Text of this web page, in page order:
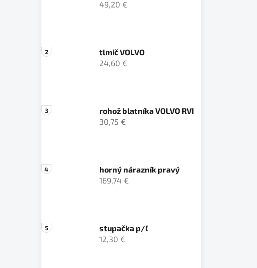
49,20 €
tlmič VOLVO
24,60 €
rohož blatníka VOLVO RVI
30,75 €
horný nárazník pravý
169,74 €
stupačka p/ľ
12,30 €